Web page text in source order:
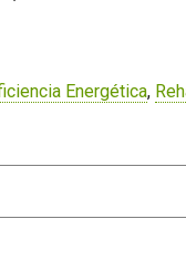
Energética,